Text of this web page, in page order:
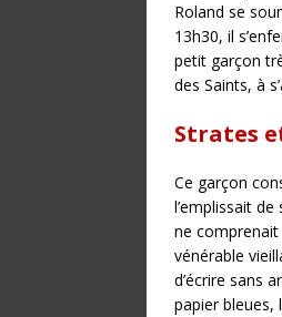
Roland se
13h30, il
petit garçon
des Saints, à
Strates
Ce garçon
l’emplissait
ne
vénérable
d’écrire sans
papier bleues,